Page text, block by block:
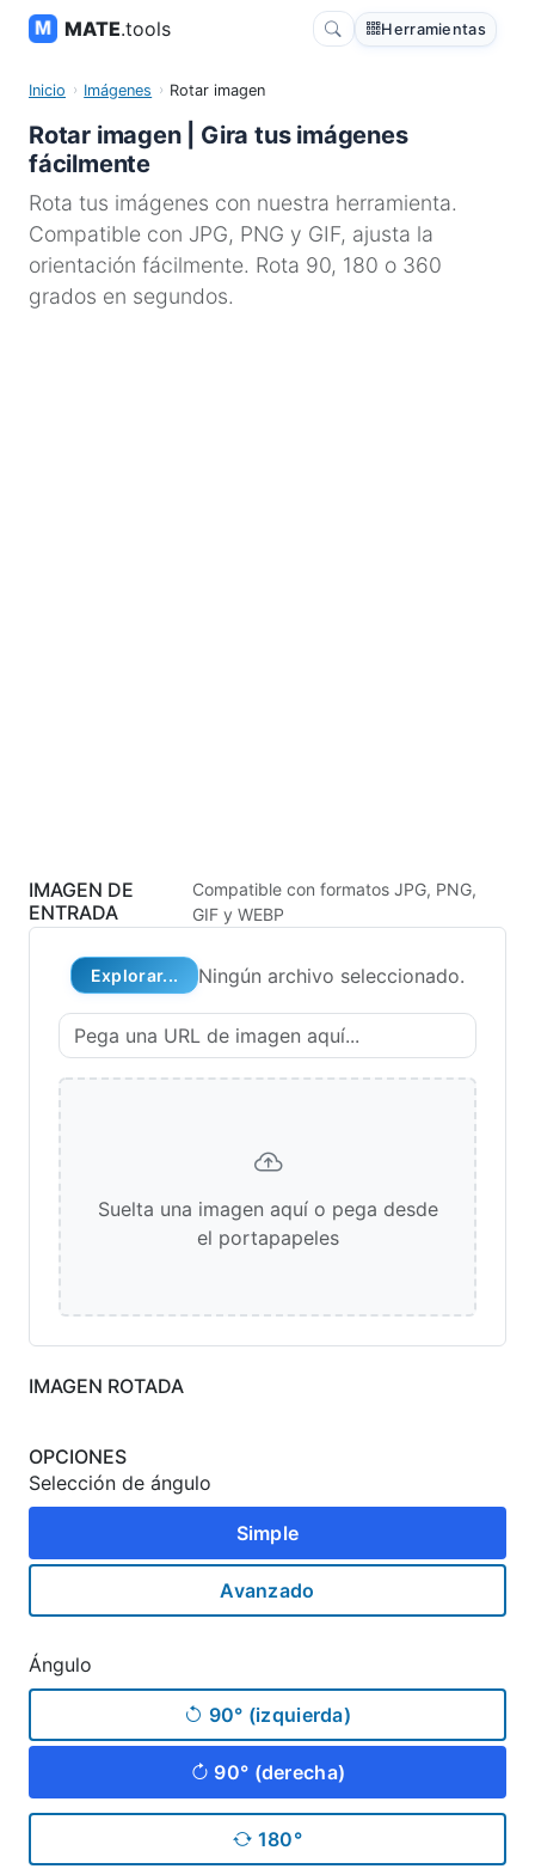
MATE.tools Herramientas
Inicio Imágenes Rotar imagen
Rotar imagen | Gira tus imágenes
fácilmente
Rota tus imágenes con nuestra herramienta.
Compatible con JPG, PNG y GIF, ajusta la
orientación fácilmente. Rota 90, 180 o 360
grados en segundos.
IMAGEN DE
ENTRADA
Compatible con formatos JPG, PNG,
GIF y WEBP
Explorar... Ningún archivo seleccionado.
Suelta una imagen aquí o pega desde
el portapapeles
IMAGEN ROTADA
OPCIONES
Selección de ángulo
Simple
Avanzado
Ángulo
90° (izquierda)
90° (derecha)
180°